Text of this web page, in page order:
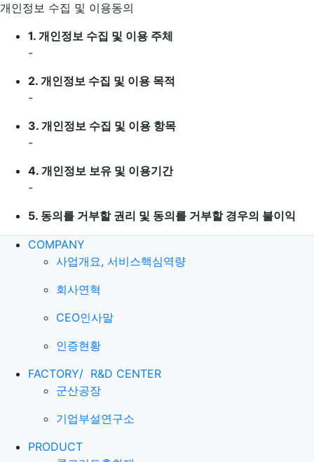
개인정보 수집 및 이용동의
1. 개인정보 수집 및 이용 주체
-
2. 개인정보 수집 및 이용 목적
-
3. 개인정보 수집 및 이용 항목
-
4. 개인정보 보유 및 이용기간
-
5. 동의를 거부할 권리 및 동의를 거부할 경우의 불이익
COMPANY
사업개요, 서비스핵심역량
회사연혁
CEO인사말
인증현황
FACTORY/ R&D CENTER
군산공장
기업부설연구소
PRODUCT